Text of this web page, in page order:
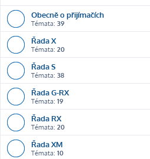
Obecně o přijímačích
Témata: 39
Řada X
Témata: 20
Řada S
Témata: 38
Řada G-RX
Témata: 19
Řada RX
Témata: 20
Řada XM
Témata: 10